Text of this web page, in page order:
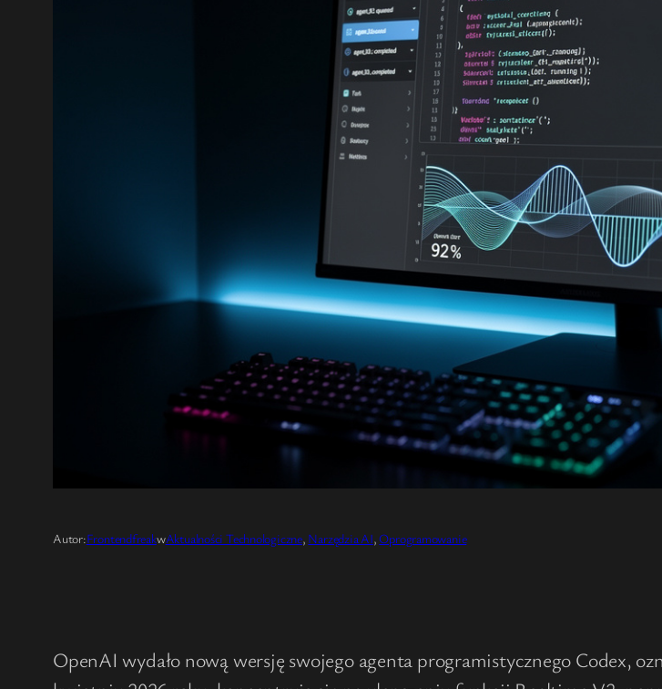
Autor:FrontendfreakwAktualności Technologiczne, Narzędzia AI, Oprogramowanie
OpenAI wydało nową wersję swojego agenta programistycznego Codex,